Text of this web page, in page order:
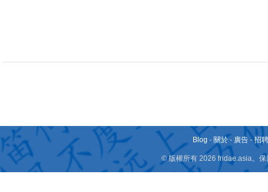
Blog - 關於 - 廣告 -招
© 版權所有 2026 fridae.asia。